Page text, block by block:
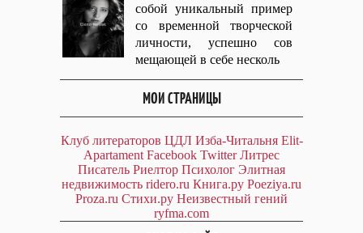
собой уникальный пример
со временной творческой
личности, успешно сов
мещающей в себе несколь
МОИ СТРАНИЦЫ
Клуб литераторов ЦДЛ Изба-Читальня Elit-
Apartament Facebook Twitter Литрес
Писатель Риелтор Психолог Элитная
недвижимость ridero.ru Книга.ру Poeziya.ru
Proza.ru Стихи.ру Неизвестный гений
ryfma.com